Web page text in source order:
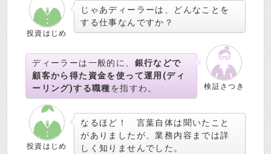
投資はじめ
じゃあディーラーは、どんなことを
する仕事なんですか？
検証さつき
ディーラーは一般的に、 銀行などで
顧客から得た資金を使って運用(ディ
ーリング)する職種を指すわ。
投資はじめ
なるほど！ 言葉自体は聞いたこと
がありましたが、業務内容までは詳
しく知りませんでした。